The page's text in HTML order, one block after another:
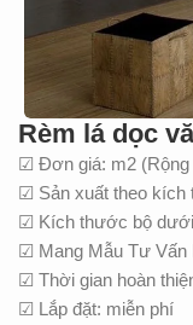
Rèm lá dọc
☑ Đơn giá: m2 (Rộng
☑ Sản xuất theo kích
☑ Kích thước bộ
☑ Mang Mẫu Tư Vấn
☑ Thời gian hoàn
☑ Lắp đặt: miễn phí